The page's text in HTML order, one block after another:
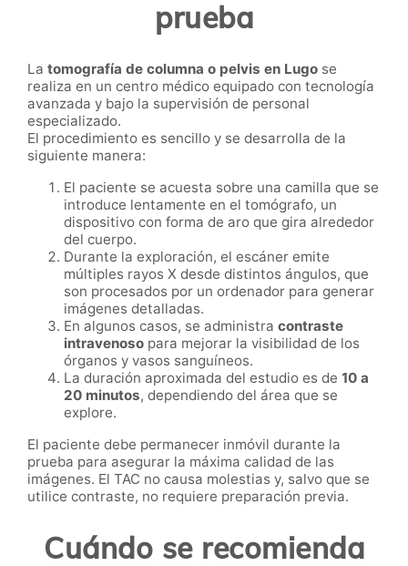
prueba
La tomografía de columna o pelvis en Lugo se
realiza en un centro médico equipado con tecnología
avanzada y bajo la supervisión de personal
especializado.
El procedimiento es sencillo y se desarrolla de la
siguiente manera:
El paciente se acuesta sobre una camilla que se
introduce lentamente en el tomógrafo, un
dispositivo con forma de aro que gira alrededor
del cuerpo.
Durante la exploración, el escáner emite
múltiples rayos X desde distintos ángulos, que
son procesados por un ordenador para generar
imágenes detalladas.
En algunos casos, se administra contraste
intravenoso para mejorar la visibilidad de los
órganos y vasos sanguíneos.
La duración aproximada del estudio es de 10 a
20 minutos, dependiendo del área que se
explore.
El paciente debe permanecer inmóvil durante la
prueba para asegurar la máxima calidad de las
imágenes. El TAC no causa molestias y, salvo que se
utilice contraste, no requiere preparación previa.
Cuándo se recomienda